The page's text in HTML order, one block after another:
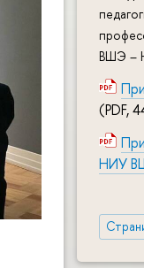
ВШЭ –
(PDF,
НИУ